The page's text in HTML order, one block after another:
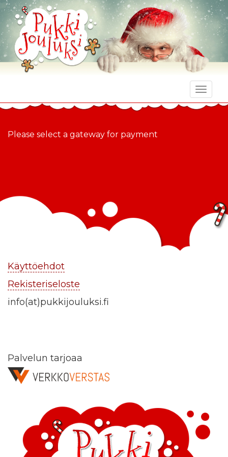
Toggle
Please select a gateway for payment
Käyttöehdot
Rekisteriseloste
info(at)pukkijouluksi.fi
Palvelun tarjoaa